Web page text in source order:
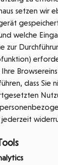
setzen wir
welche
zur
Ihre
dass Sie
jederzeit